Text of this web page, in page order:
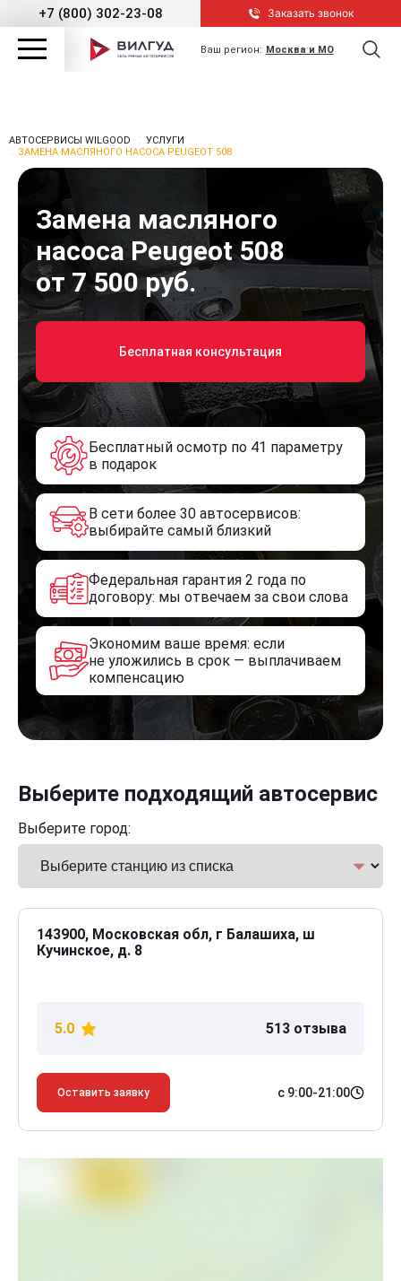
+7 (800) 302-23-08 Заказать звонок
Ваш регион: Москва и МО
АВТОСЕРВИСЫ WILGOOD
УСЛУГИ
ЗАМЕНА МАСЛЯНОГО НАСОСА PEUGEOT 508
Замена масляного
насоса Peugeot 508
от 7 500 руб.
Бесплатная консультация
Бесплатный осмотр по 41 параметру
в подарок
В сети более 30 автосервисов:
выбирайте самый близкий
Федеральная гарантия 2 года по
договору: мы отвечаем за свои слова
Экономим ваше время: если
не уложились в срок — выплачиваем
компенсацию
Выберите подходящий автосервис
Выберите город:
143900, Московская обл, г Балашиха, ш
Кучинское, д. 8
5.0 513 отзыва
Оставить заявку с 9:00-21:00